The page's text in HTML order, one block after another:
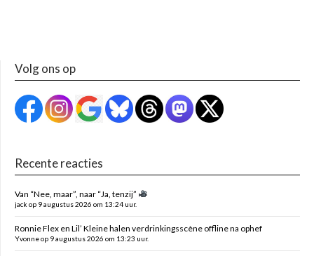
Volg ons op
Recente reacties
Van “Nee, maar”, naar “Ja, tenzij”
jack op 9 augustus 2026 om 13:24 uur.
Ronnie Flex en Lil’ Kleine halen verdrinkingsscène offline na ophef
Yvonne op 9 augustus 2026 om 13:23 uur.